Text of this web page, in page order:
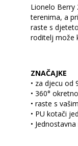
Lionelo Berry
terenima, a
raste s
roditelj može
ZNAČAJKE
• za djecu od
• 360°
• raste s
• PU kotači
•